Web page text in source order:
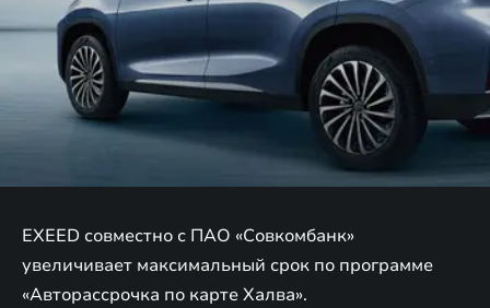
EXEED совместно с ПАО «Совкомбанк»
увеличивает максимальный срок по программе
«Авторассрочка по карте Халва».